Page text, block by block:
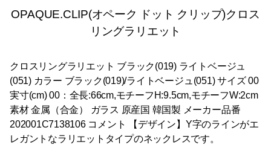
OPAQUE.CLIP(オペーク ドット クリップ)クロス
リングラリエット
クロスリングラリエット ブラック(019) ライトベージュ
(051) カラー ブラック(019)/ライトベージュ(051) サイズ 00
実寸(cm) 00：全長:66cm,モチーフH:9.5cm,モチーフW:2cm
素材 金属（合金） ガラス 原産国 韓国製 メーカー品番
202001C7138106 コメント 【デザイン】Y字のラインがエ
レガントなラリエットタイプのネックレスです。